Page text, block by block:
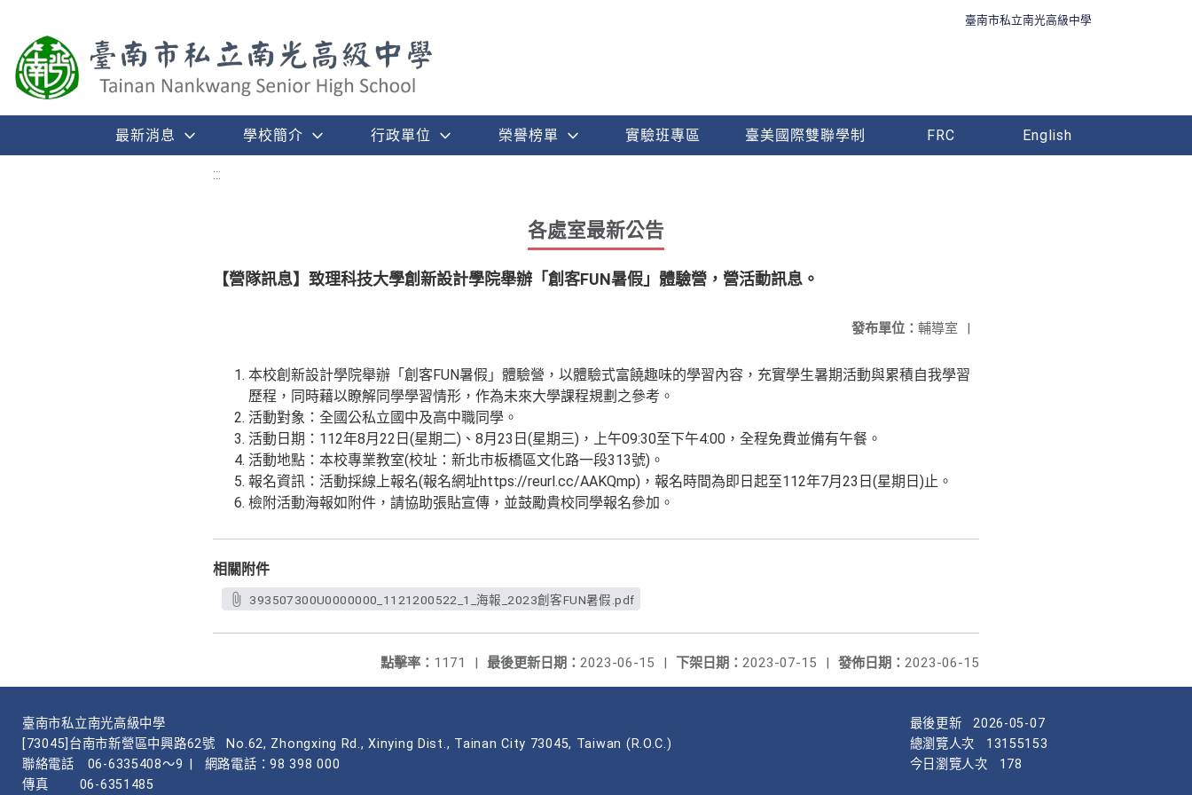
臺南市私立南光高級中學
最新消息 學校簡介 行政單位 榮譽榜單 實驗班專區 臺美國際雙聯學制 FRC English
:::
各處室最新公告
【營隊訊息】致理科技大學創新設計學院舉辦「創客FUN暑假」體驗營，營活動訊息。
發布單位： 輔導室 |
本校創新設計學院舉辦「創客FUN暑假」體驗營，以體驗式富饒趣味的學習內容，充實學生暑期活動與累積自我學習
歷程，同時藉以瞭解同學學習情形，作為未來大學課程規劃之參考。
活動對象：全國公私立國中及高中職同學。
活動日期：112年8月22日(星期二)、8月23日(星期三)，上午09:30至下午4:00，全程免費並備有午餐。
活動地點：本校專業教室(校址：新北市板橋區文化路一段313號)。
報名資訊：活動採線上報名(報名網址https://reurl.cc/AAKQmp)，報名時間為即日起至112年7月23日(星期日)止。
檢附活動海報如附件，請協助張貼宣傳，並鼓勵貴校同學報名參加。
相關附件
393507300U0000000_1121200522_1_海報_2023創客FUN暑假.pdf
發佈日期： 2023-06-15
下架日期： 2023-07-15 |
最後更新日期： 2023-06-15 |
點擊率： 1171 |
臺南市私立南光高級中學
[73045]台南市新營區中興路62號
No.62, Zhongxing Rd., Xinying Dist., Tainan City 73045, Taiwan (R.O.C.)
聯絡電話
06-6335408～9
網路電話：98 398 000
傳真
06-6351485
最後更新
2026-05-07
總瀏覽人次
13155153
今日瀏覽人次
178